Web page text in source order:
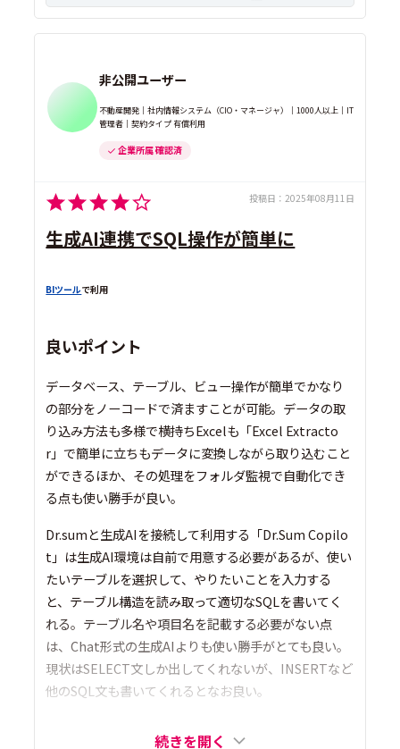
非公開ユーザー
不動産開発｜社内情報システム（CIO・マネージャ）｜1000人以上｜IT
管理者｜契約タイプ 有償利用
企業所属 確認済
投稿日： 2025年08月11日
生成AI連携でSQL操作が簡単に
BIツールで利用
良いポイント
データベース、テーブル、ビュー操作が簡単でかなり
の部分をノーコードで済ますことが可能。データの取
り込み方法も多様で横持ちExcelも「Excel Extracto
r」で簡単に立ちもデータに変換しながら取り込むこと
ができるほか、その処理をフォルダ監視で自動化でき
る点も使い勝手が良い。
Dr.sumと生成AIを接続して利用する「Dr.Sum Copilo
t」は生成AI環境は自前で用意する必要があるが、使い
たいテーブルを選択して、やりたいことを入力する
と、テーブル構造を読み取って適切なSQLを書いてく
れる。テーブル名や項目名を記載する必要がない点
は、Chat形式の生成AIよりも使い勝手がとても良い。
現状はSELECT文しか出してくれないが、INSERTなど
他のSQL文も書いてくれるとなお良い。
続きを開く